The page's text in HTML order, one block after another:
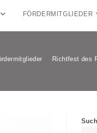
FÖRDERMITGLIEDER
Richtfest des